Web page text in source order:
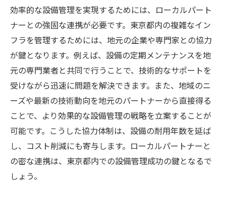
効率的な設備管理を実現するためには、ローカルパート
ナーとの強固な連携が必要です。東京都内の複雑なイン
フラを管理するためには、地元の企業や専門家との協力
が鍵となります。例えば、設備の定期メンテナンスを地
元の専門業者と共同で行うことで、技術的なサポートを
受けながら迅速に問題を解決できます。また、地域のニ
ーズや最新の技術動向を地元のパートナーから直接得る
ことで、より効果的な設備管理の戦略を立案することが
可能です。こうした協力体制は、設備の耐用年数を延ば
し、コスト削減にも寄与します。ローカルパートナーと
の密な連携は、東京都内での設備管理成功の鍵となるで
しょう。